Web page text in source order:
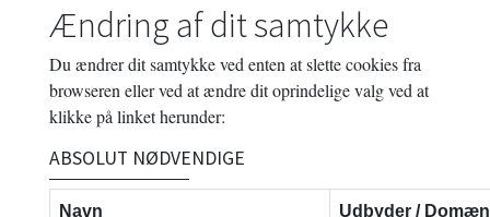
Ændring af dit samtykke
Du ændrer dit samtykke ved enten at slette cookies fra
browseren eller ved at ændre dit oprindelige valg ved at
klikke på linket herunder:
ABSOLUT NØDVENDIGE
Navn Udbyder /